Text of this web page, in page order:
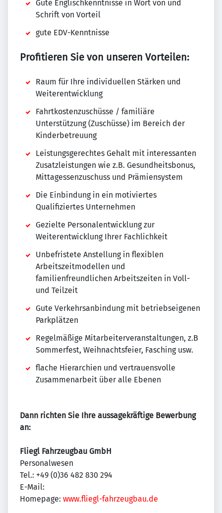
Gute Englischkenntnisse in Wort von und
Schrift von Vorteil
gute EDV-Kenntnisse
Profitieren Sie von unseren Vorteilen:
Raum für Ihre individuellen Stärken und
Weiterentwicklung
Fahrtkostenzuschüsse / familiäre
Unterstützung (Zuschüsse) im Bereich der
Kinderbetreuung
Leistungsgerechtes Gehalt mit interessanten
Zusatzleistungen wie z.B. Gesundheitsbonus,
Mittagessenzuschuss und Prämiensystem
Die Einbindung in ein motiviertes
Qualifiziertes Unternehmen
Gezielte Personalentwicklung zur
Weiterentwicklung Ihrer Fachlichkeit
Unbefristete Anstellung in flexiblen
Arbeitszeitmodellen und
familienfreundlichen Arbeitszeiten in Voll-
und Teilzeit
Gute Verkehrsanbindung mit betriebseigenen
Parkplätzen
Regelmäßige Mitarbeiterveranstaltungen, z.B
Sommerfest, Weihnachtsfeier, Fasching usw.
flache Hierarchien und vertrauensvolle
Zusammenarbeit über alle Ebenen
Dann richten Sie Ihre aussagekräftige Bewerbung
an:
Fliegl Fahrzeugbau GmbH
Personalwesen
Tel.: +49 (0)36 482 830 294
E-Mail:
Homepage: www.fliegl-fahrzeugbau.de